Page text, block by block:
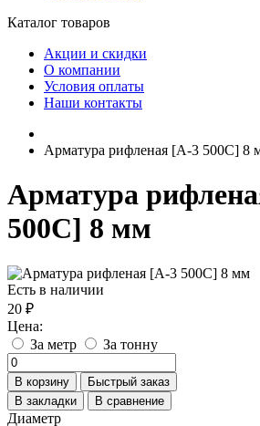
Каталог товаров
Акции и скидки
О компании
Условия оплаты
Наши контакты
Арматура рифленая [А-3 500С] 8
Арматура
500С] 8 мм
Есть в наличии
20 ₽
Цена:
За метр
За тонну
В корзину
Быстрый заказ
В закладки
В сравнение
Диаметр